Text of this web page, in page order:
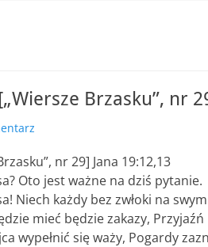
Brzasku”, nr
nr 29] Jana 19:12,13
Oto jest ważne na dziś pytanie.
Niech każdy bez zwłoki na swym
mieć będzie zakazy, Przyjaźń
wypełnić się waży, Pogardy